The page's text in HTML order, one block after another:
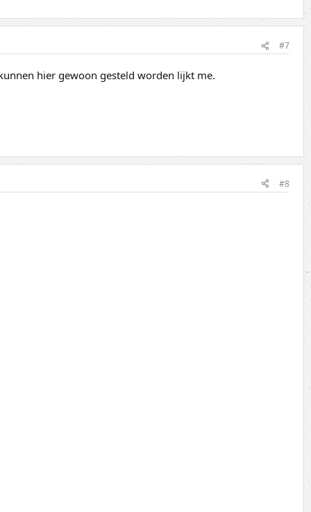
#7
hier gewoon gesteld worden lijkt me.
#8